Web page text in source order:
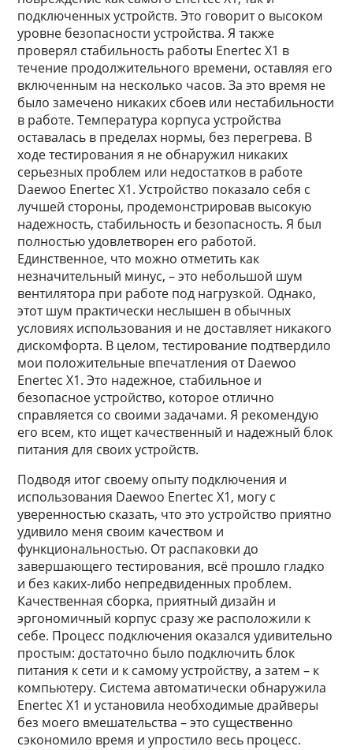
подключенных устройств. Это говорит о высоком
уровне безопасности устройства. Я также
проверял стабильность работы Enertec X1 в
течение продолжительного времени, оставляя его
включенным на несколько часов. За это время не
было замечено никаких сбоев или нестабильности
в работе. Температура корпуса устройства
оставалась в пределах нормы, без перегрева. В
ходе тестирования я не обнаружил никаких
серьезных проблем или недостатков в работе
Daewoo Enertec X1. Устройство показало себя с
лучшей стороны, продемонстрировав высокую
надежность, стабильность и безопасность. Я был
полностью удовлетворен его работой.
Единственное, что можно отметить как
незначительный минус, – это небольшой шум
вентилятора при работе под нагрузкой. Однако,
этот шум практически неслышен в обычных
условиях использования и не доставляет никакого
дискомфорта. В целом, тестирование подтвердило
мои положительные впечатления от Daewoo
Enertec X1. Это надежное, стабильное и
безопасное устройство, которое отлично
справляется со своими задачами. Я рекомендую
его всем, кто ищет качественный и надежный блок
питания для своих устройств.
Подводя итог своему опыту подключения и
использования Daewoo Enertec X1, могу с
уверенностью сказать, что это устройство приятно
удивило меня своим качеством и
функциональностью. От распаковки до
завершающего тестирования, всё прошло гладко
и без каких-либо непредвиденных проблем.
Качественная сборка, приятный дизайн и
эргономичный корпус сразу же расположили к
себе. Процесс подключения оказался удивительно
простым: достаточно было подключить блок
питания к сети и к самому устройству, а затем – к
компьютеру. Система автоматически обнаружила
Enertec X1 и установила необходимые драйверы
без моего вмешательства – это существенно
сэкономило время и упростило весь процесс.